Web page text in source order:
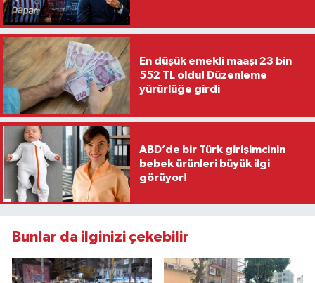
En düşük emekli maaşı 23 bin
552 TL oldu! Düzenleme
yürürlüğe girdi
ABD’de bir Türk girişimcinin
bebek ürünleri büyük ilgi
görüyor!
Bunlar da ilginizi çekebilir